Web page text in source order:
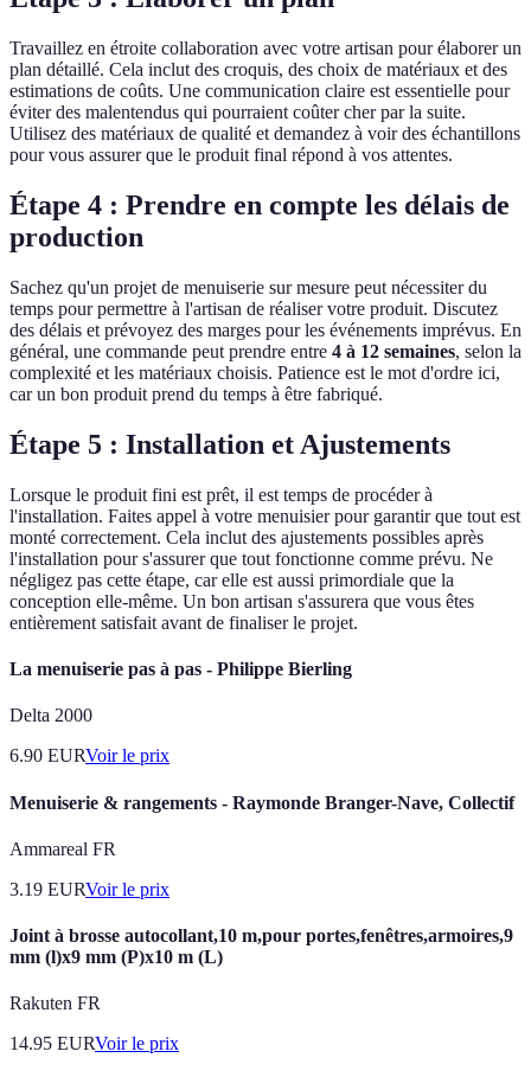
Travaillez en étroite collaboration avec votre artisan pour élaborer un
plan détaillé. Cela inclut des croquis, des choix de matériaux et des
estimations de coûts. Une communication claire est essentielle pour
éviter des malentendus qui pourraient coûter cher par la suite.
Utilisez des matériaux de qualité et demandez à voir des échantillons
pour vous assurer que le produit final répond à vos attentes.
Étape 4 : Prendre en compte les délais de
production
Sachez qu'un projet de menuiserie sur mesure peut nécessiter du
temps pour permettre à l'artisan de réaliser votre produit. Discutez
des délais et prévoyez des marges pour les événements imprévus. En
général, une commande peut prendre entre 4 à 12 semaines, selon la
complexité et les matériaux choisis. Patience est le mot d'ordre ici,
car un bon produit prend du temps à être fabriqué.
Étape 5 : Installation et Ajustements
Lorsque le produit fini est prêt, il est temps de procéder à
l'installation. Faites appel à votre menuisier pour garantir que tout est
monté correctement. Cela inclut des ajustements possibles après
l'installation pour s'assurer que tout fonctionne comme prévu. Ne
négligez pas cette étape, car elle est aussi primordiale que la
conception elle-même. Un bon artisan s'assurera que vous êtes
entièrement satisfait avant de finaliser le projet.
La menuiserie pas à pas - Philippe Bierling
Delta 2000
6.90 EURVoir le prix
Menuiserie & rangements - Raymonde Branger-Nave, Collectif
Ammareal FR
3.19 EURVoir le prix
Joint à brosse autocollant,10 m,pour portes,fenêtres,armoires,9
mm (l)x9 mm (P)x10 m (L)
Rakuten FR
14.95 EURVoir le prix